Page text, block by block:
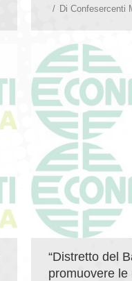
Di Confesercenti
“Distretto del
promuovere le